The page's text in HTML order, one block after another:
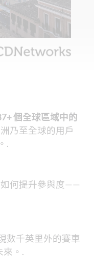
個全球區域中的
乃至全球的用戶
.
如何提升參與度——
數千英里外的賽車
。.